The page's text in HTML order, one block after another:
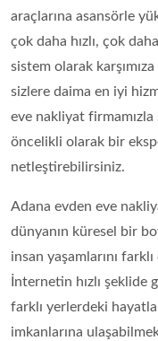
araçlarına asansörle
çok daha hızlı, çok
sistem olarak
sizlere daima en iyi
eve nakliyat
öncelikli olarak bir
netleştirebilirsiniz.
Adana evden eve
dünyanın küresel bir
insan yaşamlarını
İnternetin hızlı
farklı yerlerdeki
imkanlarına